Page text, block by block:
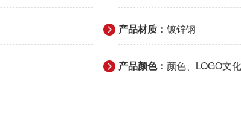
产品材质：镀锌钢
产品颜色： 颜色、LOGO文